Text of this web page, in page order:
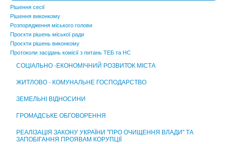
КОМУНАЛЬНІ ПІДПРИЄМСТВА, УСТАНОВИ ТА ЗАКЛАДИ
МІСЬКА ВИБОРЧА КОМІСІЯ
ЦЕНТР НАДАННЯ АДМІНІСТРАТИВНИХ ПОСЛУГ
Рішення сесії
Рішення виконкому
Розпорядження міського голови
Проєкти рішень міської ради
Проєкти рішень виконкому
Протоколи засідань комісії з питань ТЕБ та НС
СОЦІАЛЬНО -ЕКОНОМІЧНИЙ РОЗВИТОК МІСТА
ЖИТЛОВО - КОМУНАЛЬНЕ ГОСПОДАРСТВО
ЗЕМЕЛЬНІ ВІДНОСИНИ
ГРОМАДСЬКЕ ОБГОВОРЕННЯ
РЕАЛІЗАЦІЯ ЗАКОНУ УКРАЇНИ "ПРО ОЧИЩЕННЯ ВЛАДИ" ТА
ЗАПОБІГАННЯ ПРОЯВАМ КОРУПЦІЇ